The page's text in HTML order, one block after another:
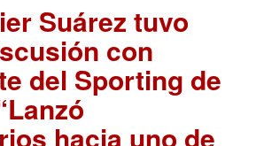
Suárez tuvo
con
del Sporting de
hacia uno de